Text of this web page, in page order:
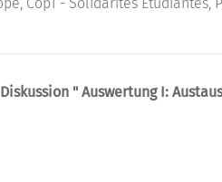
" Auswertung I: